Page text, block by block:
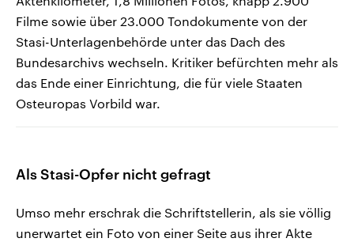
Filme sowie über 23.000 Tondokumente von der
Stasi-Unterlagenbehörde unter das Dach des
Bundesarchivs wechseln. Kritiker befürchten mehr als
das Ende einer Einrichtung, die für viele Staaten
Osteuropas Vorbild war.
Als Stasi-Opfer nicht gefragt
Umso mehr erschrak die Schriftstellerin, als sie völlig
unerwartet ein Foto von einer Seite aus ihrer Akte